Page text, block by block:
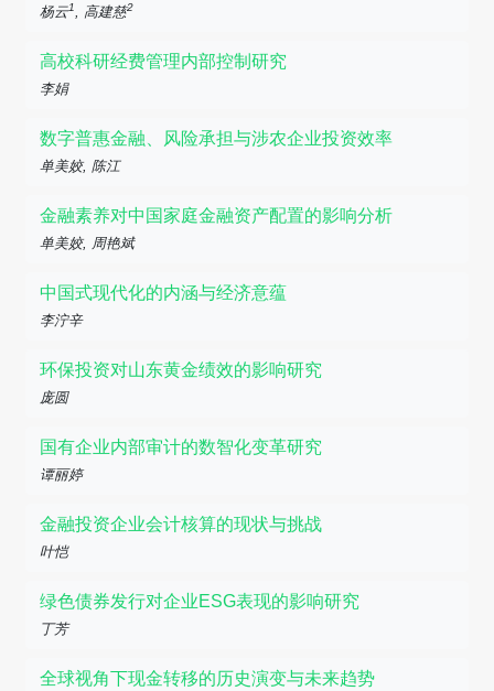
杨云1, 高建慈2
高校科研经费管理内部控制研究
李娟
数字普惠金融、风险承担与涉农企业投资效率
单美姣, 陈江
金融素养对中国家庭金融资产配置的影响分析
单美姣, 周艳斌
中国式现代化的内涵与经济意蕴
李泞辛
环保投资对山东黄金绩效的影响研究
庞圆
国有企业内部审计的数智化变革研究
谭丽婷
金融投资企业会计核算的现状与挑战
叶恺
绿色债券发行对企业ESG表现的影响研究
丁芳
全球视角下现金转移的历史演变与未来趋势